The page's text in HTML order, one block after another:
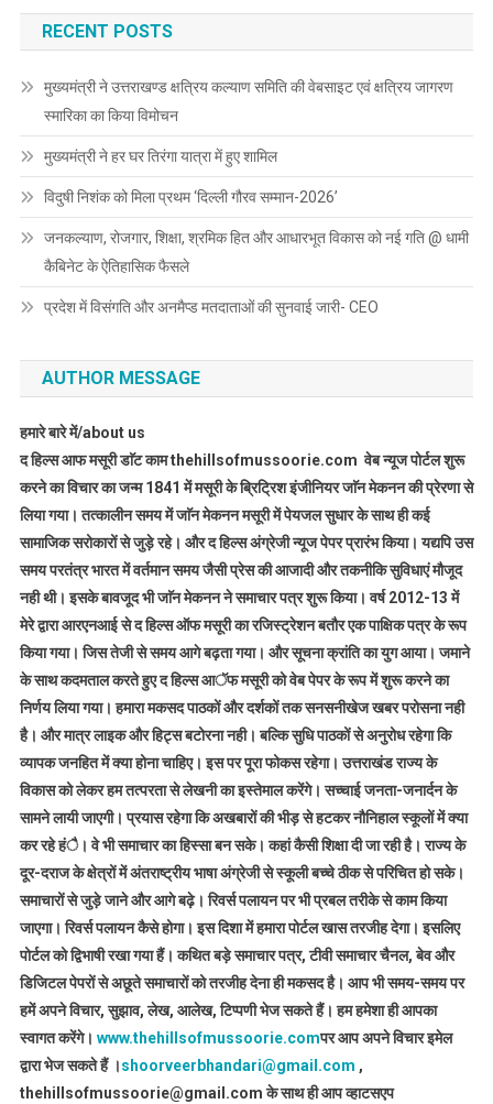
RECENT POSTS
मुख्यमंत्री ने उत्तराखण्ड क्षत्रिय कल्याण समिति की वेबसाइट एवं क्षत्रिय जागरण
स्मारिका का किया विमोचन
मुख्यमंत्री ने हर घर तिरंगा यात्रा में हुए शामिल
विदुषी निशंक को मिला प्रथम ‘दिल्ली गौरव सम्मान-2026’
जनकल्याण, रोजगार, शिक्षा, श्रमिक हित और आधारभूत विकास को नई गति @ धामी
कैबिनेट के ऐतिहासिक फैसले
प्रदेश में विसंगति और अनमैप्ड मतदाताओं की सुनवाई जारी- CEO
AUTHOR MESSAGE
हमारे बारे में/about us
द हिल्स आफ मसूरी डाॅट काम thehillsofmussoorie.com वेब न्यूज पोर्टल शुरू
करने का विचार का जन्म 1841 में मसूरी के ब्रिट्रिश इंजीनियर जाॅन मेकनन की प्रेरणा से
लिया गया। तत्कालीन समय में जाॅन मेकनन मसूरी में पेयजल सुधार के साथ ही कई
सामाजिक सरोकारों से जुड़े रहे। और द हिल्स अंग्रेजी न्यूज पेपर प्रारंभ किया। यद्यपि उस
समय परतंत्र भारत में वर्तमान समय जैसी प्रेस की आजादी और तकनीकि सुविधाएं मौजूद
नही थी। इसके बावजूद भी जाॅन मेकनन ने समाचार पत्र शुरू किया। वर्ष 2012-13 में
मेरे द्वारा आरएनआई से द हिल्स ऑफ मसूरी का रजिस्ट्रेशन बतौर एक पाक्षिक पत्र के रूप
किया गया। जिस तेजी से समय आगे बढ़ता गया। और सूचना क्रांति का युग आया। जमाने
के साथ कदमताल करते हुए द हिल्स आॅफ मसूरी को वेब पेपर के रूप में शुरू करने का
निर्णय लिया गया। हमारा मकसद पाठकों और दर्शकों तक सनसनीखेज खबर परोसना नही
है। और मात्र लाइक और हिट्स बटोरना नही। बल्कि सुधि पाठकों से अनुरोध रहेगा कि
व्यापक जनहित में क्या होना चाहिए। इस पर पूरा फोकस रहेगा। उत्तराखंड राज्य के
विकास को लेकर हम तत्परता से लेखनी का इस्तेमाल करेंगे। सच्चाई जनता-जनार्दन के
सामने लायी जाएगी। प्रयास रहेगा कि अखबारों की भीड़ से हटकर नौनिहाल स्कूलों में क्या
कर रहे हंै। वे भी समाचार का हिस्सा बन सके। कहां कैसी शिक्षा दी जा रही है। राज्य के
दूर-दराज के क्षेत्रों में अंतराष्ट्रीय भाषा अंग्रेजी से स्कूली बच्चे ठीक से परिचित हो सके।
समाचारों से जुड़े जाने और आगे बढ़े। रिवर्स पलायन पर भी प्रबल तरीके से काम किया
जाएगा। रिवर्स पलायन कैसे होगा। इस दिशा में हमारा पोर्टल खास तरजीह देगा। इसलिए
पोर्टल को द्विभाषी रखा गया हैं। कथित बड़े समाचार पत्र, टीवी समाचार चैनल, बेव और
डिजिटल पेपरों से अछूते समाचारों को तरजीह देना ही मकसद है। आप भी समय-समय पर
हमें अपने विचार, सुझाव, लेख, आलेख, टिप्पणी भेज सकते हैं। हम हमेशा ही आपका
स्वागत करेंगे। www.thehillsofmussoorie.comपर आप अपने विचार इमेल
द्वारा भेज सकते हैं ।shoorveerbhandari@gmail.com ,
thehillsofmussoorie@gmail.com के साथ ही आप व्हाटसएप